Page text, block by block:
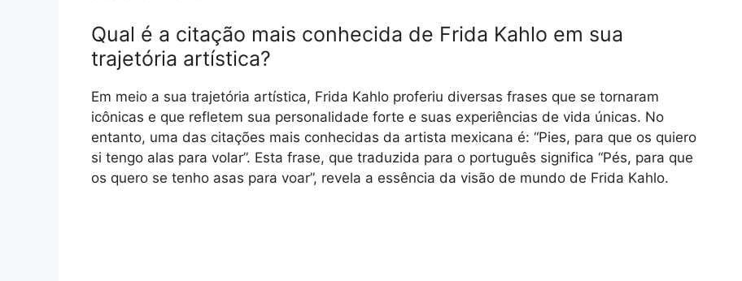
Qual é a citação mais conhecida de Frida Kahlo em sua
trajetória artística?
Em meio a sua trajetória artística, Frida Kahlo proferiu diversas frases que se tornaram
icônicas e que refletem sua personalidade forte e suas experiências de vida únicas. No
entanto, uma das citações mais conhecidas da artista mexicana é: “Pies, para que os quiero
si tengo alas para volar”. Esta frase, que traduzida para o português significa “Pés, para que
os quero se tenho asas para voar”, revela a essência da visão de mundo de Frida Kahlo.